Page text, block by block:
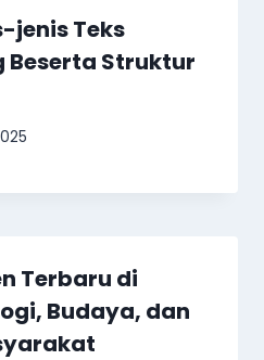
jenis Teks
Beserta Struktur
Terbaru di
Budaya, dan